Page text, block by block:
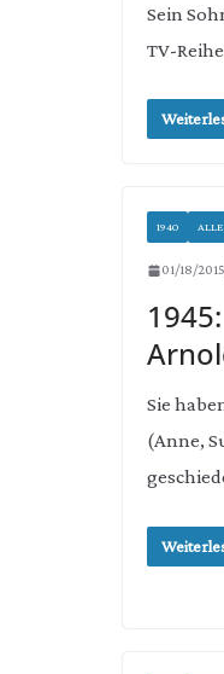
Sein
TV-
1940
01/18/2015
Sie
(Anne,